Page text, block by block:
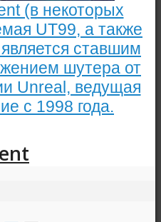
(в некоторых
UT99, а также
ставшим
шутера от
Unreal, ведущая
с 1998 года.